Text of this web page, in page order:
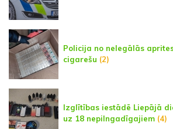
Policija no nelegālās
cigarešu (2)
Izglītības iestādē Liepājā
uz 18 nepilngadīgajiem (4)